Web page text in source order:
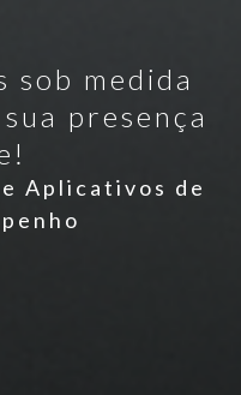
sob medida
presença
Aplicativos de